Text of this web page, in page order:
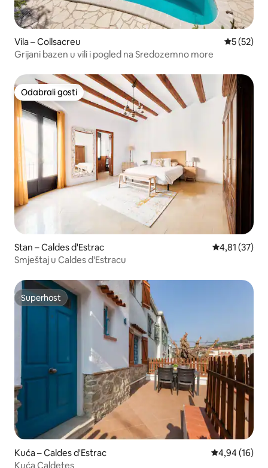
Vila – Collsacreu Prosječna
5 (52)
Grijani bazen u vili i pogled na Sredozemno more
Odabrali gosti
Odabrali gosti
Stan – Caldes d'Estrac Prosječna
4,81 (37)
Smještaj u Caldes d'Estracu
Superhost
Superhost
Kuća – Caldes d'Estrac Prosječna
4,94 (16)
Kuća Caldetes